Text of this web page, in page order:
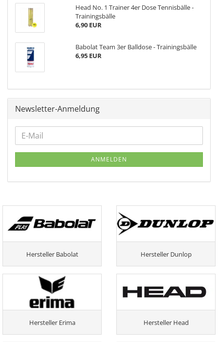
Head No. 1 Trainer 4er Dose Tennisbälle -
Trainingsbälle
6,90 EUR
Babolat Team 3er Balldose - Trainingsbälle
6,95 EUR
Newsletter-Anmeldung
ANMELDEN
Hersteller Babolat Hersteller Dunlop
Hersteller Erima Hersteller Head